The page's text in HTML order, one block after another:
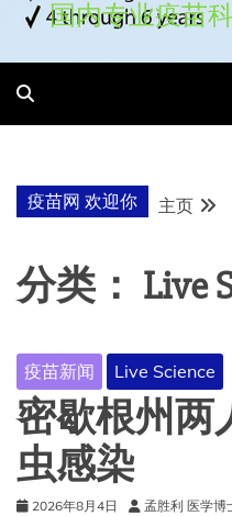
国内专业疫苗
疫苗网 欢迎你 主页
分类： Live
疫苗新闻 Live Science
密歇根州两
虫感染
2026年8月4日 孟胜利 医学博